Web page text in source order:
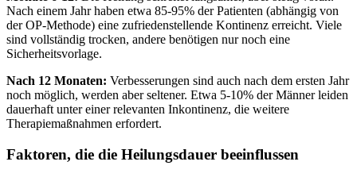
Nach einem Jahr haben etwa 85-95% der Patienten (abhängig von
der OP-Methode) eine zufriedenstellende Kontinenz erreicht. Viele
sind vollständig trocken, andere benötigen nur noch eine
Sicherheitsvorlage.
Nach 12 Monaten: Verbesserungen sind auch nach dem ersten Jahr
noch möglich, werden aber seltener. Etwa 5-10% der Männer leiden
dauerhaft unter einer relevanten Inkontinenz, die weitere
Therapiemaßnahmen erfordert.
Faktoren, die die Heilungsdauer beeinflussen